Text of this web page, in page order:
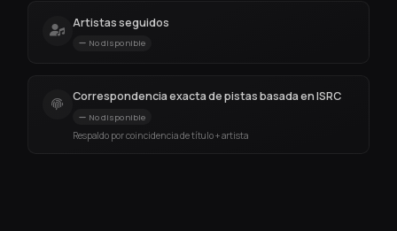
Artistas seguidos
No disponible
Correspondencia exacta de pistas basada en ISRC
No disponible
Respaldo por coincidencia de título + artista